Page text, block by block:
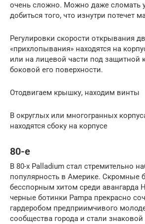
очень сложно. Можно даже сломать
добиться того, что изнутри потечет
Регулировки скорости открывания
«прихлопывания» находятся на
или на лицевой части под защитной
боковой его поверхности.
Отодвигаем крышку, находим винты
В округлых или многогранных
находятся сбоку на корпусе
80-е
В 80-х Palladium стал стремительно
популярность в Америке. Скромные
бесспорным хитом среди авангарда
черные ботинки Pampa прекрасно
гардеробом предприимчивого
сообщества города и стали знаковой